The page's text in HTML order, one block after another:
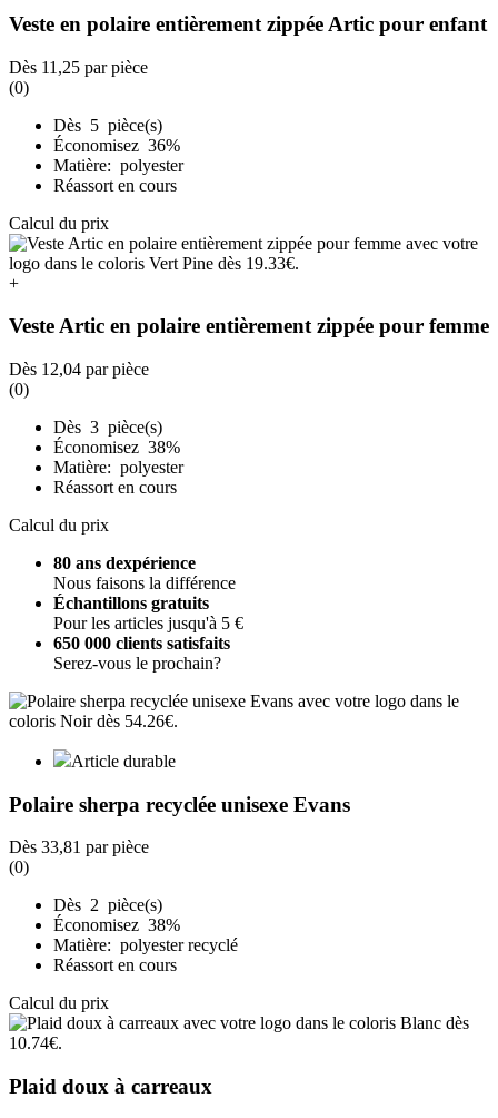
Veste en polaire entièrement zippée Artic pour enfant
Dès 11,25 par pièce
(0)
Dès 5 pièce(s)
Économisez 36%
Matière: polyester
Réassort en cours
Calcul du prix
+
Veste Artic en polaire entièrement zippée pour femme
Dès 12,04 par pièce
(0)
Dès 3 pièce(s)
Économisez 38%
Matière: polyester
Réassort en cours
Calcul du prix
80 ans dexpérience
Nous faisons la différence
Échantillons gratuits
Pour les articles jusqu'à 5 €
650 000 clients satisfaits
Serez-vous le prochain?
Article durable
Polaire sherpa recyclée unisexe Evans
Dès 33,81 par pièce
(0)
Dès 2 pièce(s)
Économisez 38%
Matière: polyester recyclé
Réassort en cours
Calcul du prix
Plaid doux à carreaux